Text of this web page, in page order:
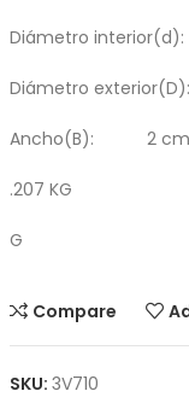
Diámetro
Diámetro
Ancho(B): 2 cm
.207 KG
G
Compare
SKU: 3V710